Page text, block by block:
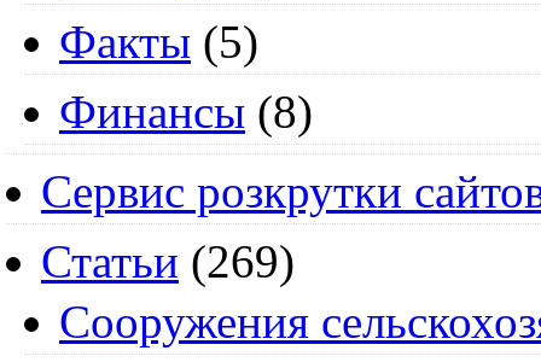
Факты (5)
Финансы (8)
Сервис розкрутки
Статьи (269)
Cооружения